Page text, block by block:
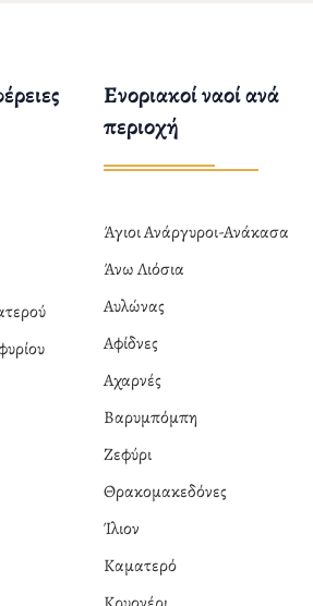
Ενοριακοί ναοί ανά
περιοχή
Άγιοι Ανάργυροι-Ανάκασα
Άνω Λιόσια
Αυλώνας
Αφίδνες
Αχαρνές
Βαρυμπόμπη
Ζεφύρι
Θρακομακεδόνες
Ίλιον
Καματερό